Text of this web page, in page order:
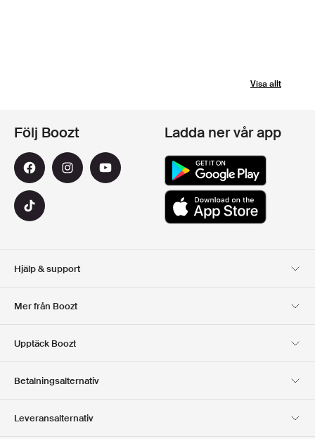
Visa allt
Hjälp & support
Mer från Boozt
Club Boozt
Upptäck Boozt
Press & utmärkelser
Följ Boozt Ladda ner vår app
Betalningsalternativ
Leveransalternativ